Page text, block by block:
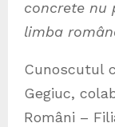
concrete nu
limba
Cunoscutul
Gegiuc,
Români –